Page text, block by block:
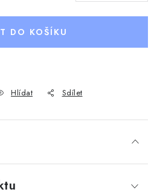
DO KOŠÍKU
Hlídat Sdílet